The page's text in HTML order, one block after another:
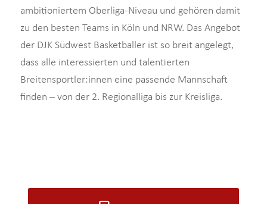
ambitioniertem Oberliga-Niveau und gehören damit
zu den besten Teams in Köln und NRW. Das Angebot
der DJK Südwest Basketballer ist so breit angelegt,
dass alle interessierten und talentierten
Breitensportler:innen eine passende Mannschaft
finden – von der 2. Regionalliga bis zur Kreisliga.